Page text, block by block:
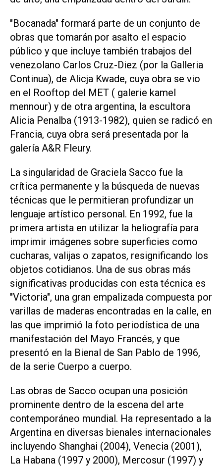
"Bocanada" formará parte de un conjunto de
obras que tomarán por asalto el espacio
público y que incluye también trabajos del
venezolano Carlos Cruz-Diez (por la Galleria
Continua), de Alicja Kwade, cuya obra se vio
en el Rooftop del MET ( galerie kamel
mennour) y de otra argentina, la escultora
Alicia Penalba (1913-1982), quien se radicó en
Francia, cuya obra será presentada por la
galería A&R Fleury.
La singularidad de Graciela Sacco fue la
crítica permanente y la búsqueda de nuevas
técnicas que le permitieran profundizar un
lenguaje artístico personal. En 1992, fue la
primera artista en utilizar la heliografía para
imprimir imágenes sobre superficies como
cucharas, valijas o zapatos, resignificando los
objetos cotidianos. Una de sus obras más
significativas producidas con esta técnica es
"Victoria", una gran empalizada compuesta por
varillas de maderas encontradas en la calle, en
las que imprimió la foto periodística de una
manifestación del Mayo Francés, y que
presentó en la Bienal de San Pablo de 1996,
de la serie Cuerpo a cuerpo.
Las obras de Sacco ocupan una posición
prominente dentro de la escena del arte
contemporáneo mundial. Ha representado a la
Argentina en diversas bienales internacionales
incluyendo Shanghai (2004), Venecia (2001),
La Habana (1997 y 2000), Mercosur (1997) y